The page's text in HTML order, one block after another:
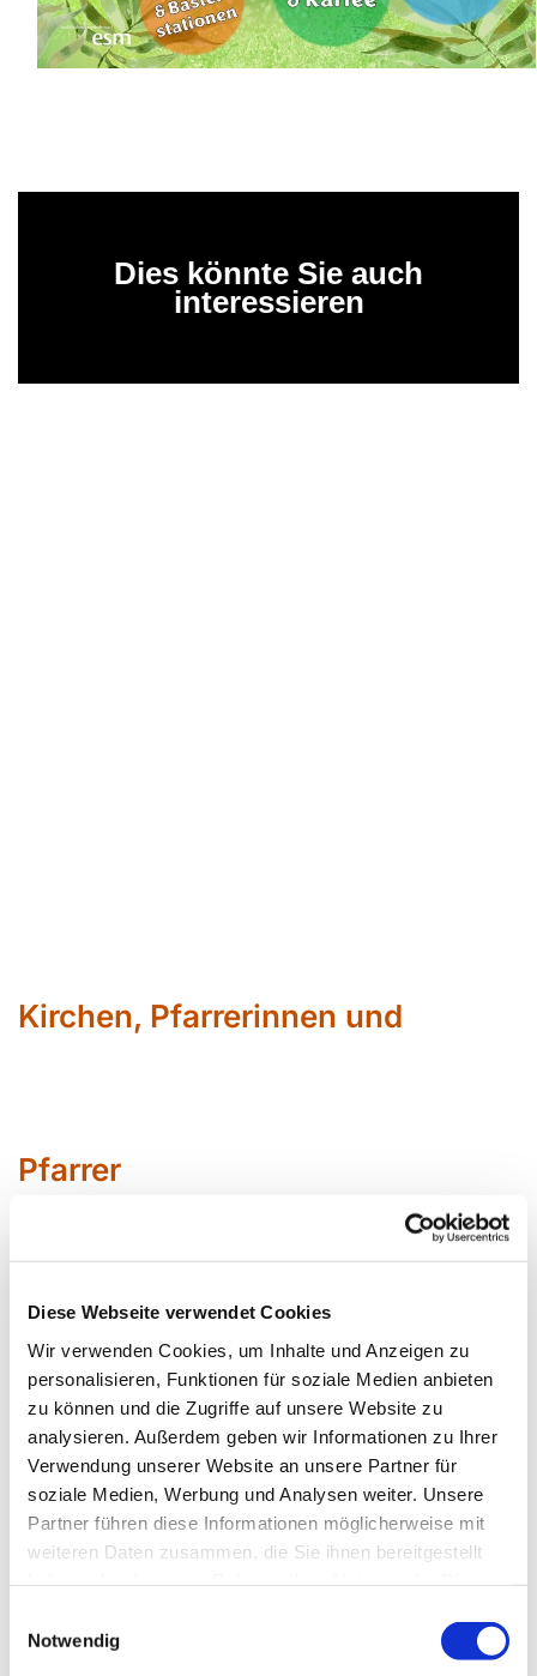
Diese Webseite verwendet Cookies
Wir verwenden Cookies, um Inhalte und Anzeigen zu
personalisieren, Funktionen für soziale Medien anbieten
zu können und die Zugriffe auf unsere Website zu
analysieren. Außerdem geben wir Informationen zu Ihrer
Verwendung unserer Website an unsere Partner für
soziale Medien, Werbung und Analysen weiter. Unsere
Partner führen diese Informationen möglicherweise mit
weiteren Daten zusammen, die Sie ihnen bereitgestellt
Notwendig
Dies könnte Sie auch
interessieren
Kirchen, Pfarrerinnen und
Pfarrer
Sabine Bärenfänger
Siegfried Erbslöh
Daniela Kirschkowsk i
Jörg Krunke
Corinna Schilde Pfarrerin im
Personalplanungsraum
Daniel Schwarzmann
Barbara Seydich